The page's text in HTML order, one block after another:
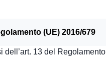
(UE) 2016/679
dell’art. 13 del Regolamento